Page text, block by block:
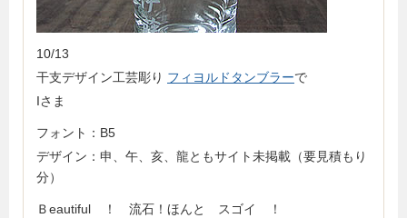
10/13
干支デザイン工芸彫り フィヨルドタンブラーで
Iさま
フォント：B5
デザイン：申、午、亥、龍ともサイト未掲載（要見積もり
分）
Ｂeautiful ！ 流石！ほんと スゴイ ！